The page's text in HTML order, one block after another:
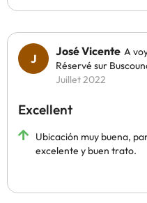
José Vicente A
Réservé sur
Juillet 2022
Excellent
Ubicación muy buena,
excelente y buen trato.